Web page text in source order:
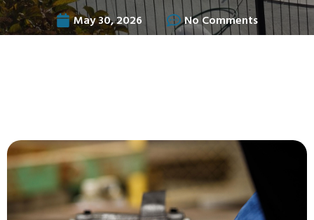
May 30, 2026 No Comments